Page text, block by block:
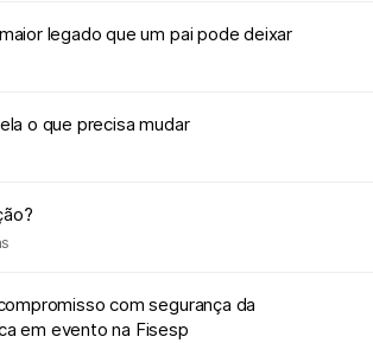
legado que um pai pode deixar
o que precisa mudar
com segurança da
em evento na Fisesp